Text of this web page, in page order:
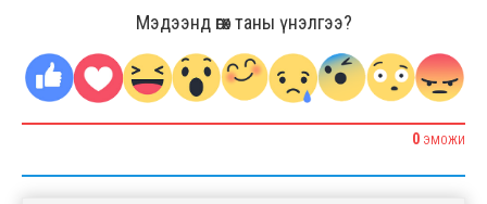
Мэдээнд өгөх таны үнэлгээ?
0 ЭМОЖИ